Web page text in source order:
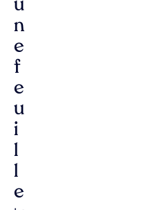
u
n
e
f
e
u
i
l
l
e